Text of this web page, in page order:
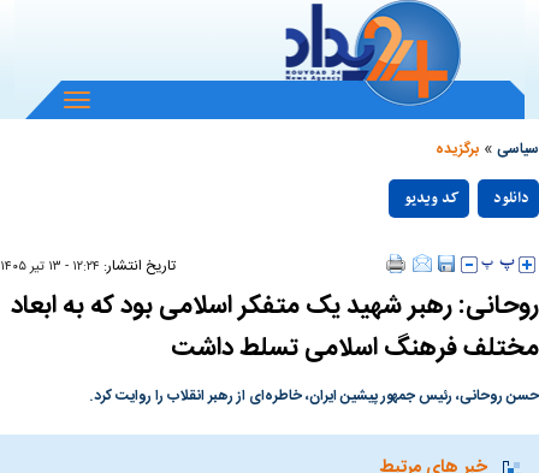
باز
و
سیاسی » برگزیده
کد ویدیو دانلود
تاریخ انتشار: ۱۲:۲۴ - ۱۳ تير ۱۴۰۵
روحانی: رهبر شهید یک متفکر اسلامی بود که به ابعاد
مختلف فرهنگ اسلامی تسلط داشت
حسن روحانی، رئیس جمهور پیشین ایران، خاطره‌ای از رهبر انقلاب را روایت کرد.